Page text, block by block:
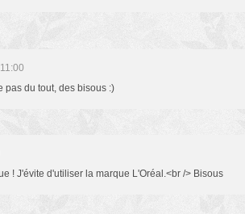
pas du tout, des bisous :)
! J'évite d'utiliser la marque L'Oréal.<br /> Bisous